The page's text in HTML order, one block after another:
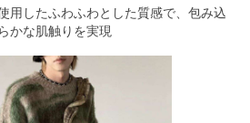
用したふわふわとした質感で、包み込
かな肌触りを実現